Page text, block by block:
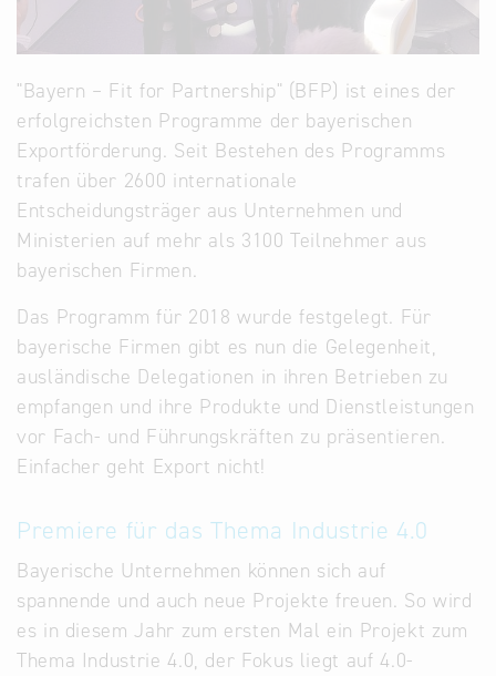
"Bayern – Fit for Partnership" (BFP) ist eines der
erfolgreichsten Programme der bayerischen
Exportförderung. Seit Bestehen des Programms
trafen über 2600 internationale
Entscheidungsträger aus Unternehmen und
Ministerien auf mehr als 3100 Teilnehmer aus
bayerischen Firmen.
Das Programm für 2018 wurde festgelegt. Für
bayerische Firmen gibt es nun die Gelegenheit,
ausländische Delegationen in ihren Betrieben zu
empfangen und ihre Produkte und Dienstleistungen
vor Fach- und Führungskräften zu präsentieren.
Einfacher geht Export nicht!
Premiere für das Thema Industrie 4.0
Bayerische Unternehmen können sich auf
spannende und auch neue Projekte freuen. So wird
es in diesem Jahr zum ersten Mal ein Projekt zum
Thema Industrie 4.0, der Fokus liegt auf 4.0-